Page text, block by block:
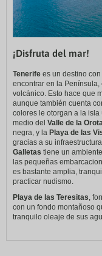
¡Disfruta del mar!
Tenerife es un destino
encontrar en la
volcánico. Esto hace que
aunque también cuenta
colores le otorgan a la
medio del Valle de la
negra, y la Playa de las
gracias a su
Galletas tiene un
las pequeñas
es bastante amplia,
practicar nudismo.
Playa de las Teresitas ,
con un fondo montañoso
tranquilo oleaje de sus